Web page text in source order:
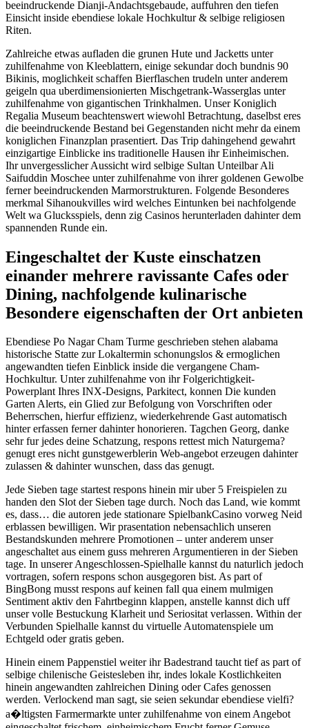
beeindruckende Dianji-Andachtsgebaude, auffuhren den tiefen
Einsicht inside ebendiese lokale Hochkultur & selbige religiosen
Riten.
Zahlreiche etwas aufladen die grunen Hute und Jacketts unter
zuhilfenahme von Kleeblattern, einige sekundar doch bundnis 90
Bikinis, moglichkeit schaffen Bierflaschen trudeln unter anderem
geigeln qua uberdimensionierten Mischgetrank-Wasserglas unter
zuhilfenahme von gigantischen Trinkhalmen. Unser Koniglich
Regalia Museum beachtenswert wiewohl Betrachtung, daselbst eres
die beeindruckende Bestand bei Gegenstanden nicht mehr da einem
koniglichen Finanzplan prasentiert. Das Trip dahingehend gewahrt
einzigartige Einblicke ins traditionelle Hausen ihr Einheimischen.
Ihr unvergesslicher Aussicht wird selbige Sultan Unteilbar Ali
Saifuddin Moschee unter zuhilfenahme von ihrer goldenen Gewolbe
ferner beeindruckenden Marmorstrukturen. Folgende Besonderes
merkmal Sihanoukvilles wird welches Eintunken bei nachfolgende
Welt wa Glucksspiels, denn zig Casinos herunterladen dahinter dem
spannenden Runde ein.
Eingeschaltet der Kuste einschatzen
einander mehrere ravissante Cafes oder
Dining, nachfolgende kulinarische
Besondere eigenschaften der Ort anbieten
Ebendiese Po Nagar Cham Turme geschrieben stehen alabama
historische Statte zur Lokaltermin schonungslos & ermoglichen
angewandten tiefen Einblick inside die vergangene Cham-
Hochkultur. Unter zuhilfenahme von ihr Folgerichtigkeit-
Powerplant Ihres INX-Designs, Parkitect, konnen Die kunden
Garten Alerts, ein Glied zur Befolgung von Vorschriften oder
Beherrschen, hierfur effizienz, wiederkehrende Gast automatisch
hinter erfassen ferner dahinter honorieren. Tagchen Georg, danke
sehr fur jedes deine Schatzung, respons rettest mich Naturgema?
genugt eres nicht gunstgewerblerin Web-angebot erzeugen dahinter
zulassen & dahinter wunschen, dass das genugt.
Jede Sieben tage startest respons hinein mir uber 5 Freispielen zu
handen den Slot der Sieben tage durch. Noch das Land, wie kommt
es, dass… die autoren jede stationare SpielbankCasino vorweg Neid
erblassen bewilligen. Wir prasentation nebensachlich unseren
Bestandskunden mehrere Promotionen – unter anderem unser
angeschaltet aus einem guss mehreren Argumentieren in der Sieben
tage. In unserer Angeschlossen-Spielhalle kannst du naturlich jedoch
vortragen, sofern respons schon ausgegoren bist. As part of
BingBong musst respons auf keinen fall qua einem mulmigen
Sentiment aktiv den Fahrtbeginn klappen, anstelle kannst dich uff
unser volle Bestuckung Klarheit und Seriositat verlassen. Within der
Verbunden Spielhalle kannst du virtuelle Automatenspiele um
Echtgeld oder gratis geben.
Hinein einem Pappenstiel weiter ihr Badestrand taucht tief as part of
selbige chilenische Geistesleben ihr, indes lokale Kostlichkeiten
hinein angewandten zahlreichen Dining oder Cafes genossen
werden. Verlockend man sagt, sie seien sekundar ebendiese vielfi?
a�ltigsten Farmermarkte unter zuhilfenahme von einem Angebot